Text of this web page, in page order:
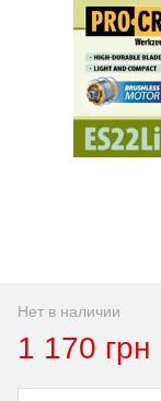
Нет в наличии
1 170 грн